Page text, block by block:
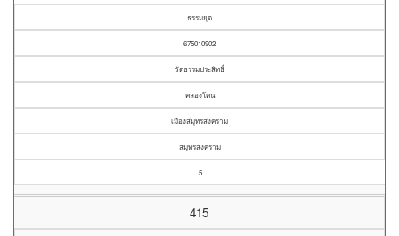
ธรรมยุต
675010902
วัดธรรมประสิทธิ์
คลองโคน
เมืองสมุทรสงคราม
สมุทรสงคราม
5
415